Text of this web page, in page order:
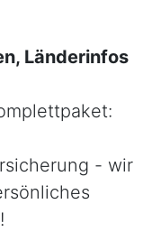
Länderinfos
- wir